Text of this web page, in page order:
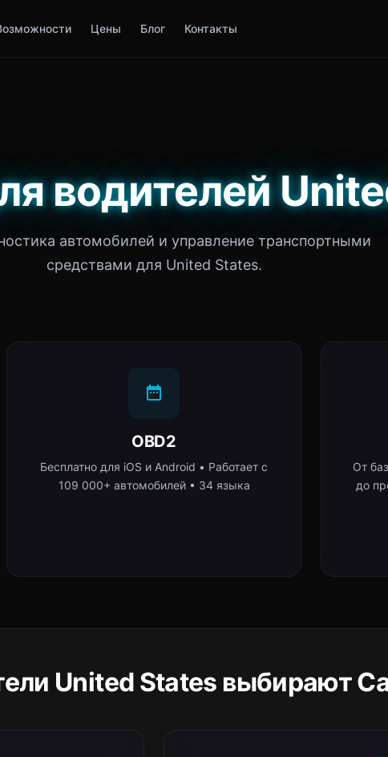
Цены Блог Контакты
водителей
автомобилей и управление транспортными
средствами для United States.
OBD2
Бесплатно для iOS и Android • Работает с
109 000+ автомобилей • 34 языка
От
до
United States выбирают